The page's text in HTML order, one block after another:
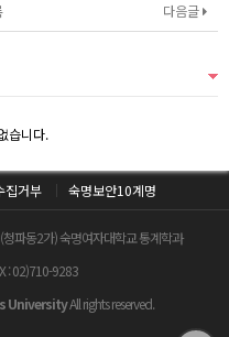
다음글
습니다.
집거부 숙명보안10계명
파동2가) 숙명여자대학교 통계학과
: 02)710-9283
UniversityAll rights reserved.